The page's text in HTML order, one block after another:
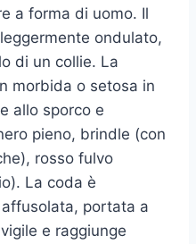
a forma di uomo. Il
ondulato,
di un collie. La
morbida o setosa in
allo sporco e
pieno, brindle (con
rosso fulvo
La coda è
portata a
e raggiunge